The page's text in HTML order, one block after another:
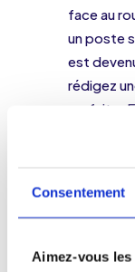
Consentement
Aimez-vous
face au
un poste
est
rédigez
parfaite.
View